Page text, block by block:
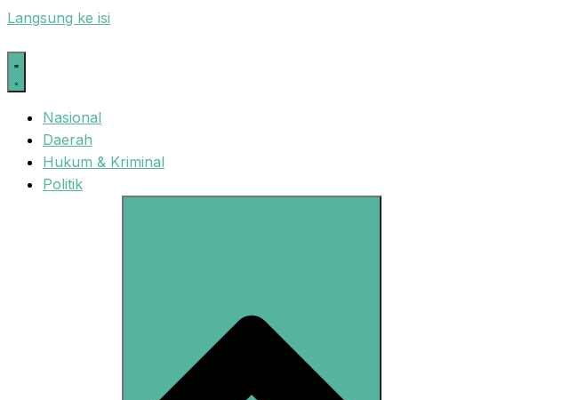
Langsung ke isi
Nasional
Daerah
Hukum & Kriminal
Politik